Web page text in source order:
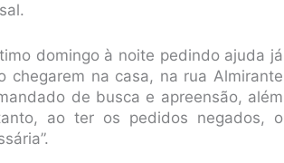
domingo à noite pedindo ajuda já
chegarem na casa, na rua Almirante
de busca e apreensão, além
ao ter os pedidos negados, o